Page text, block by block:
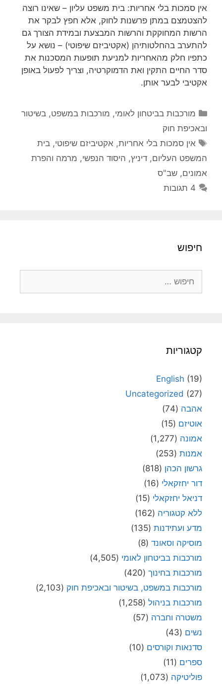
אין סמכות בלי אחריות: בית משפט עליון – שאינו רוצה
להצטמצם במתן פרשנות לחוק, אלא חפץ לבקר את
הרשות המחוקקת והרשות המבצעת ובמידת הצורך גם
להתערב בהחלטותיהן (אקטיביזם שיפוטי) – נושא על
כתפיו חלק מהאחריות למניעת תופעות המסכנות את
סדר החיים התקין ואת הדמוקרטיה, וצריך לפעול באופן
אקטיבי לבער אותן.
קטגוריות
מורכבות בביטחון לאומי, מורכבות במשפט, בשיטור
ובאכיפת חוק
תגיות
אין סמכות בלי אחריות, אקטיביזם שיפוטי,בית
המשפט העליום, דיניץ, היסוד הנפשי, מרמה והפרת
אמונים, שב"ס
4 תגובות
חיפוש
קטגוריות
English (19)
Uncategorized (27)
אהבה (74)
אוטיזם (15)
אמונה (1,277)
אמנות (253)
גרשון הכהן (818)
דור יחזקאלי (16)
דניאל יחזקאלי (15)
ללא קטגוריה (162)
מדע ועתידנות (135)
מוסיקה וסאונד (8)
מורכבות בביטחון לאומי (4,505)
מורכבות בחינוך (420)
מורכבות במשפט, בשיטור ובאכיפת חוק (2,103)
מורכבות בניהול (1,258)
משטרה וחברה (57)
נשים (43)
סדנאות וקורסים (10)
ספרים (11)
פוליטיקה (1,073)